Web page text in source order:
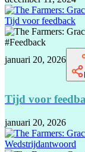
Tijd voor feedback
#Feedback
januari 20, 2026
Tijd voor
januari 20, 2026
Wedstrijdantwoord